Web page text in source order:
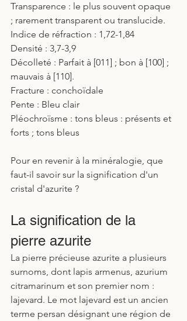
Transparence : le plus souvent opaque
; rarement transparent ou translucide.
Indice de réfraction : 1,72-1,84
Densité : 3,7-3,9
Décolleté : Parfait à [011] ; bon à [100] ;
mauvais à [110].
Fracture : conchoïdale
Pente : Bleu clair
Pléochroïsme : tons bleus : présents et
forts ; tons bleus
Pour en revenir à la minéralogie, que
faut-il savoir sur la signification d'un
cristal d'azurite ?
La signification de la
pierre azurite
La pierre précieuse azurite a plusieurs
surnoms, dont lapis armenus, azurium
citramarinum et son premier nom :
lajevard. Le mot lajevard est un ancien
terme persan désignant une région de